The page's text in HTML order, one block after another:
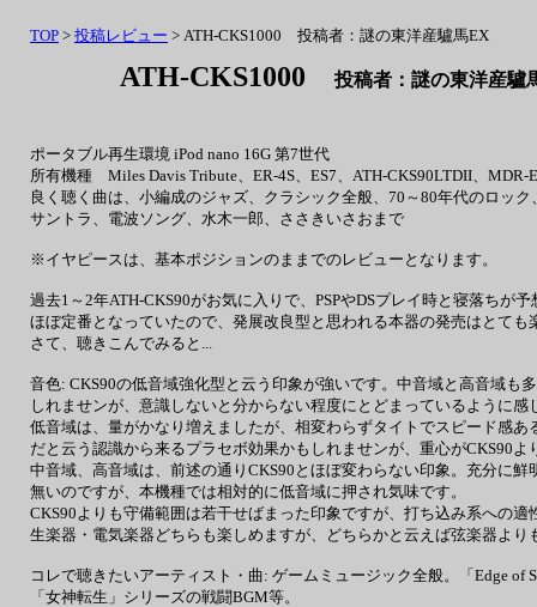
ポータブル再生環境 iPod nano 16G 第7世代
所有機種 Miles Davis Tribute、ER-4S、ES7、ATH-CKS90LTDII、MDR-
良く聴く曲は、小編成のジャズ、クラシック全般、70～80年代のロッ
サントラ、電波ソング、水木一郎、ささきいさおまで
※イヤピースは、基本ポジションのままでのレビューとなります。
過去1～2年ATH-CKS90がお気に入りで、PSPやDSプレイ時と寝落ちが
ほぼ定番となっていたので、発展改良型と思われる本器の発売はとても
さて、聴きこんでみると...
音色: CKS90の低音域強化型と云う印象が強いです。中音域と高音域も
しれませンが、意識しないと分からない程度にとどまっているように感
低音域は、量がかなり増えましたが、相変わらずタイトでスピード感あ
だと云う認識から来るプラセボ効果かもしれませンが、重心がCKS90
中音域、高音域は、前述の通りCKS90とほぼ変わらない印象。充分に鮮
無いのですが、本機種では相対的に低音域に押され気味です。
CKS90よりも守備範囲は若干せばまった印象ですが、打ち込み系への
生楽器・電気楽器どちらも楽しめますが、どちらかと云えば弦楽器より
コレで聴きたいアーティスト・曲: ゲームミュージック全般。「Edge of
「女神転生」シリーズの戦闘BGM等。
ATH-CKS1000 投稿者：謎の東洋産
TOP > 投稿レビュー > ATH-CKS1000 投稿者：謎の東洋産驢馬EX